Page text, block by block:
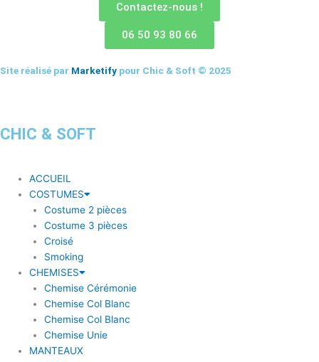
Contactez-nous !
06 50 93 80 66
Site réalisé par Marketify pour Chic & Soft © 2025
CHIC & SOFT
ACCUEIL
COSTUMES
Costume 2 pièces
Costume 3 pièces
Croisé
Smoking
CHEMISES
Chemise Cérémonie
Chemise Col Blanc
Chemise Col Blanc
Chemise Unie
MANTEAUX